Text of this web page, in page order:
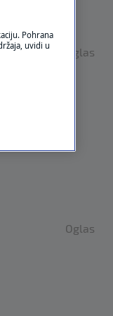
Oglas
Oglas
Pohrana
uvidi u